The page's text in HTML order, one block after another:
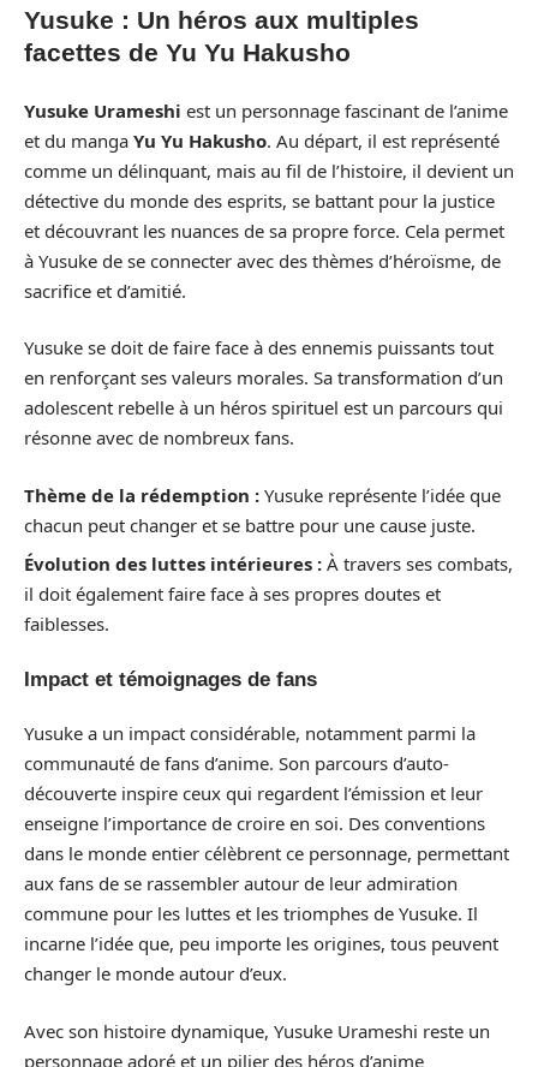
Yusuke : Un héros aux multiples
facettes de Yu Yu Hakusho
Yusuke Urameshi est un personnage fascinant de l’anime
et du manga Yu Yu Hakusho. Au départ, il est représenté
comme un délinquant, mais au fil de l’histoire, il devient un
détective du monde des esprits, se battant pour la justice
et découvrant les nuances de sa propre force. Cela permet
à Yusuke de se connecter avec des thèmes d’héroïsme, de
sacrifice et d’amitié.
Yusuke se doit de faire face à des ennemis puissants tout
en renforçant ses valeurs morales. Sa transformation d’un
adolescent rebelle à un héros spirituel est un parcours qui
résonne avec de nombreux fans.
Thème de la rédemption : Yusuke représente l’idée que
chacun peut changer et se battre pour une cause juste.
Évolution des luttes intérieures : À travers ses combats,
il doit également faire face à ses propres doutes et
faiblesses.
Impact et témoignages de fans
Yusuke a un impact considérable, notamment parmi la
communauté de fans d’anime. Son parcours d’auto-
découverte inspire ceux qui regardent l’émission et leur
enseigne l’importance de croire en soi. Des conventions
dans le monde entier célèbrent ce personnage, permettant
aux fans de se rassembler autour de leur admiration
commune pour les luttes et les triomphes de Yusuke. Il
incarne l’idée que, peu importe les origines, tous peuvent
changer le monde autour d’eux.
Avec son histoire dynamique, Yusuke Urameshi reste un
personnage adoré et un pilier des héros d’anime